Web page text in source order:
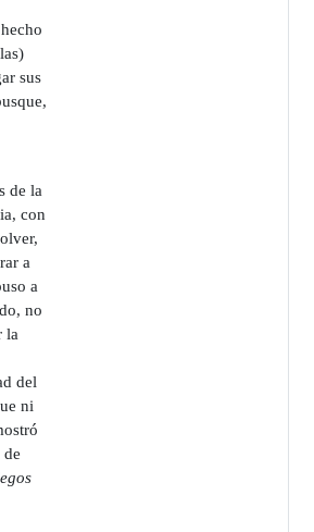
sus
de la
con
a
a
no
la
del
ni
de